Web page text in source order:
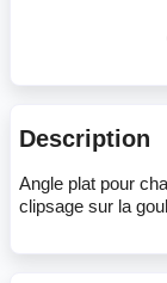
Description
Angle plat pour
clipsage sur la